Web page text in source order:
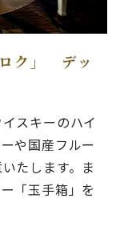
ク」 デッ
スキーのハイ
や国産フルー
たします。ま
「玉手箱」を